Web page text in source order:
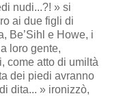
nudi...?! » si
ai due figli di
Be’Sihl e Howe, i
loro gente,
come atto di umiltà
dei piedi avranno
dita... » ironizzò,